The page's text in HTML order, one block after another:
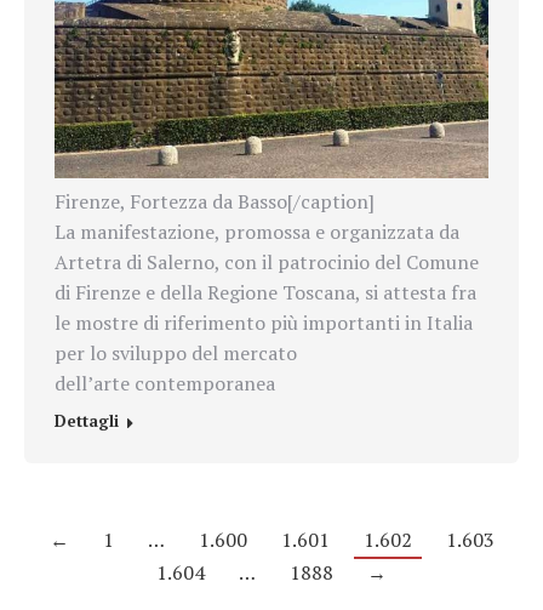
Firenze, Fortezza da Basso[/caption]
La manifestazione, promossa e organizzata da
Artetra di Salerno, con il patrocinio del Comune
di Firenze e della Regione Toscana, si attesta fra
le mostre di riferimento più importanti in Italia
per lo sviluppo del mercato
dell’arte contemporanea
Dettagli
← 1 … 1.600 1.601 1.602
1.603
1.604
… 1888 →